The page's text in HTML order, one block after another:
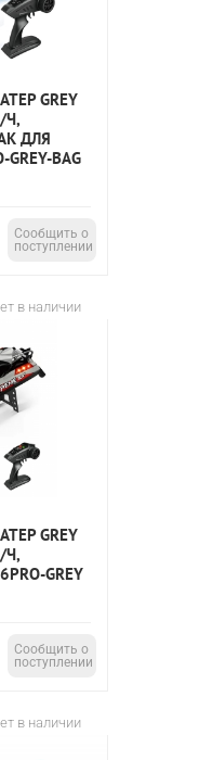
GREY
Ч,
ДЛЯ
BAG
Сообщить о
поступлении
в наличии
GREY
Ч,
GREY
Сообщить о
поступлении
в наличии